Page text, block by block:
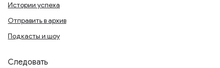
Истории успеха
Отправить в архив
Подкасты и шоу
Следовать